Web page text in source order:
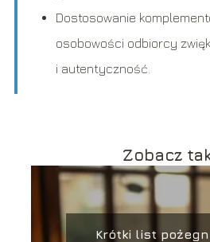
Dostosowanie
osobowości odbiorcy
i autentyczność.
Zobacz
Krótki list